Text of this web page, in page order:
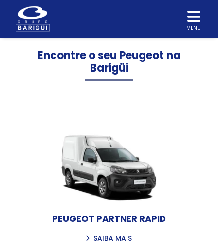
MENU
Encontre o seu Peugeot na
Barigüi
PEUGEOT PARTNER RAPID
SAIBA MAIS